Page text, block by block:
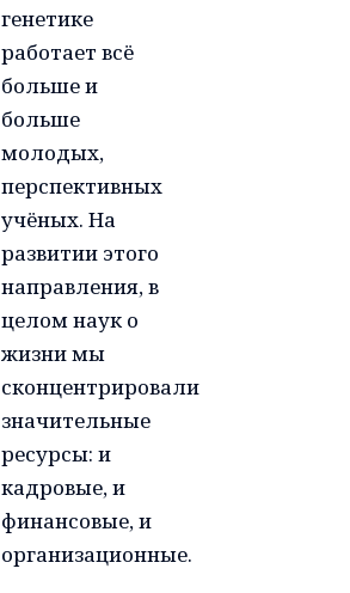
генетике
работает всё
больше и
больше
молодых,
перспективных
учёных. На
развитии этого
направления, в
целом наук о
жизни мы
сконцентрировали
значительные
ресурсы: и
кадровые, и
финансовые, и
организационные.